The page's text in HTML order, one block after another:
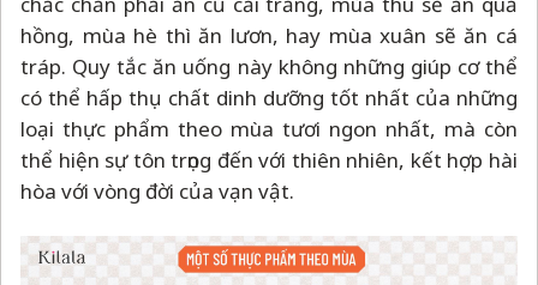
hồng, mùa hè thì ăn lươn, hay mùa xuân sẽ ăn cá
tráp. Quy tắc ăn uống này không những giúp cơ thể
có thể hấp thụ chất dinh dưỡng tốt nhất của những
loại thực phẩm theo mùa tươi ngon nhất, mà còn
thể hiện sự tôn trọng đến với thiên nhiên, kết hợp hài
hòa với vòng đời của vạn vật.